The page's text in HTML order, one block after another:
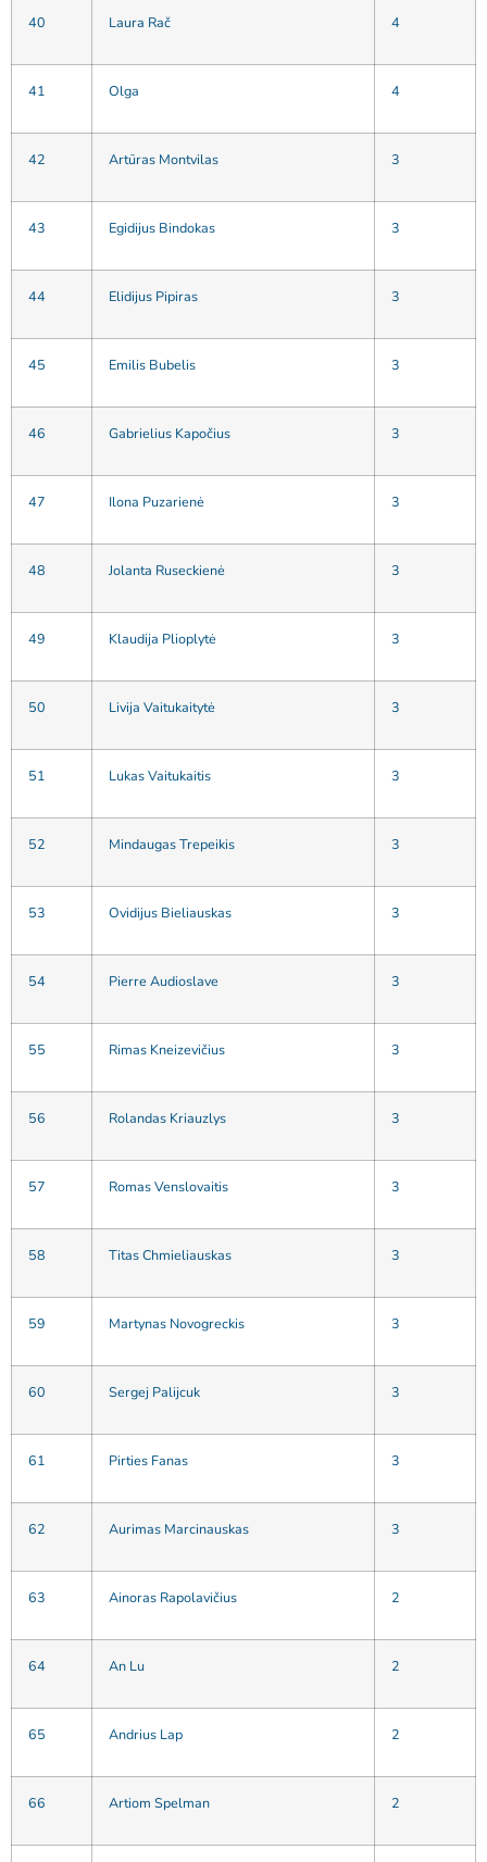
40 Laura Rač 4
41 Olga 4
42 Artūras Montvilas 3
43 Egidijus Bindokas 3
44 Elidijus Pipiras 3
45 Emilis Bubelis 3
46 Gabrielius Kapočius 3
47 Ilona Puzarienė 3
48 Jolanta Ruseckienė 3
49 Klaudija Plioplytė 3
50 Livija Vaitukaitytė 3
51 Lukas Vaitukaitis 3
52 Mindaugas Trepeikis 3
53 Ovidijus Bieliauskas 3
54 Pierre Audioslave 3
55 Rimas Kneizevičius 3
56 Rolandas Kriauzlys 3
57 Romas Venslovaitis 3
58 Titas Chmieliauskas 3
59 Martynas Novogreckis 3
60 Sergej Palijcuk 3
61 Pirties Fanas 3
62 Aurimas Marcinauskas 3
63 Ainoras Rapolavičius 2
64 An Lu 2
65 Andrius Lap 2
66 Artiom Spelman 2